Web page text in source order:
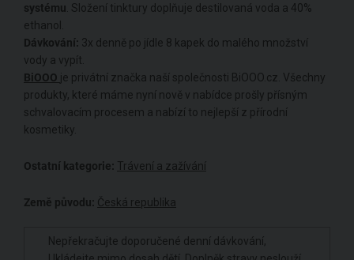
systému . Složení tinktury doplňuje destilovaná voda a 40%
ethanol.
Dávkování: 3x denně po jídle 8 kapek do malého množství
vody a vypít.
BiOOO je privátní značka naší společnosti BiOOO.cz. Všechny
produkty, které máme nyní nově v nabídce prošly přísným
schvalovacím procesem a nabízí to nejlepší z přírodní
kosmetiky.
Ostatní kategorie: Trávení a zažívání
Země původu: Česká republika
Nepřekračujte doporučené denní dávkování,